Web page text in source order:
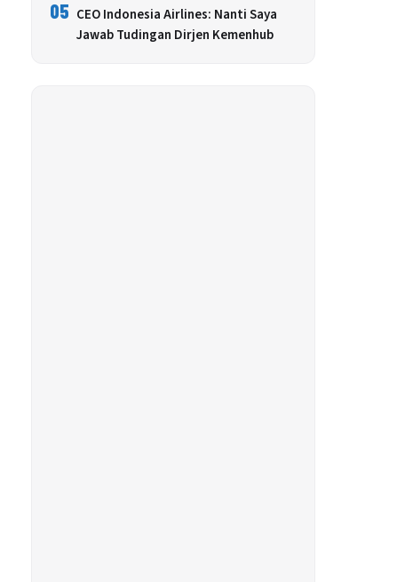
05 CEO Indonesia Airlines: Nanti Saya
Jawab Tudingan Dirjen Kemenhub